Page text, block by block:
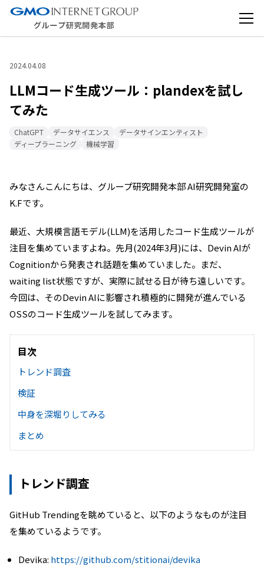
2024.04.08
LLMコード生成ツール：plandexを試し
てみた
ChatGPT データサイエンス
データサインエンティスト
ディープラーニング
機械学習
みなさんこんにちは、グループ研究開発本部 AI研究開発室の
K.Fです。
最近、大規模言語モデル(LLM)を活用したコード生成ツールが
注目を集めていますよね。先月(2024年3月)には、Devin AIが
Cognitionから発表され話題を集めていました。まだ、
waiting list状態ですが、実際に試せる日が待ち遠しいです。
今回は、そのDevin AIに影響され積極的に開発が進んでいる
OSSのコード生成ツールを試してみます。
目次
トレンド調査
検証
中身を深堀りしてみる
まとめ
トレンド調査
GitHub Trendingを眺めていると、以下のようなものが注目
を集めているようです。
Devika: https://github.com/stitionai/devika